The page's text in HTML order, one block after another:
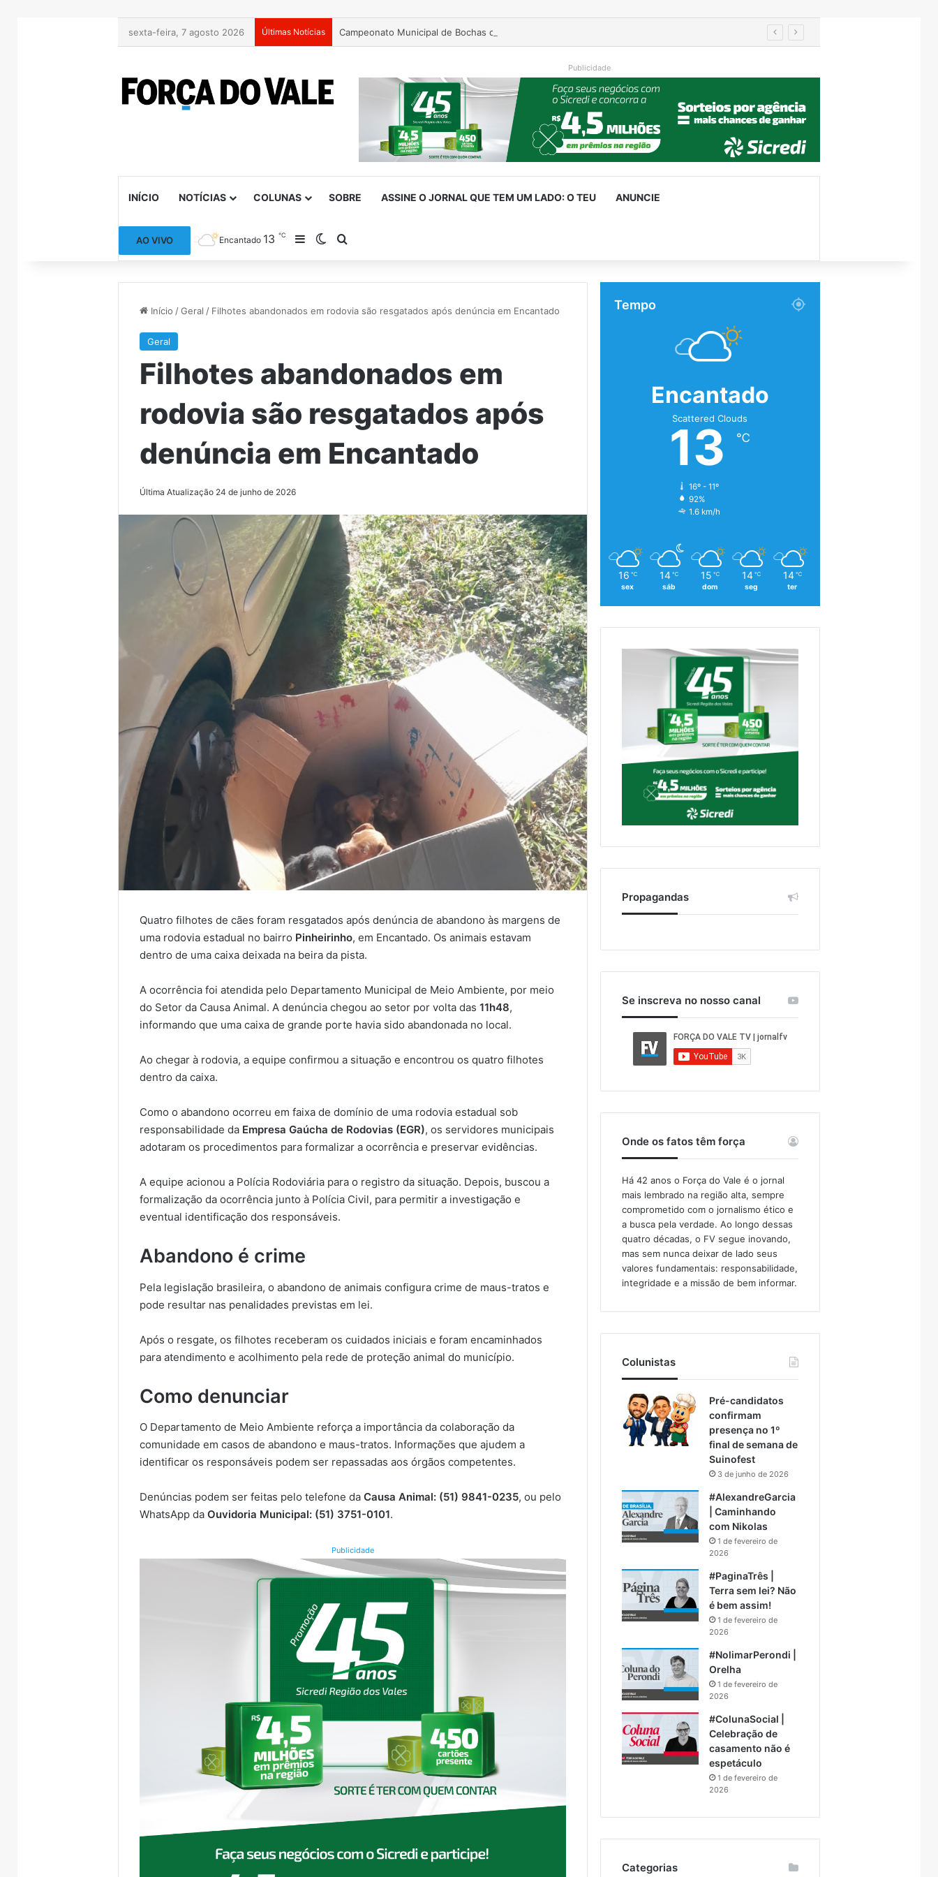
sexta-feira, 7 agosto 2026 Últimas Notícias Campeonato Municipal de Bochas começa neste fim de semana em Encantado
Publicidade
INÍCIO NOTÍCIAS COLUNAS SOBRE ASSINE O JORNAL QUE TEM UM LADO: O TEU ANUNCIE
AO VIVO Encantado 13℃ Barra Lateral
Switch skin
Início / Geral / Filhotes abandonados em rodovia são resgatados após denúncia em Encantado
Geral
Filhotes abandonados em
rodovia são resgatados após
denúncia em Encantado
Última Atualização 24 de junho de 2026
Quatro filhotes de cães foram resgatados após denúncia de abandono às margens de
uma rodovia estadual no bairro Pinheirinho, em Encantado. Os animais estavam
dentro de uma caixa deixada na beira da pista.
A ocorrência foi atendida pelo Departamento Municipal de Meio Ambiente, por meio
do Setor da Causa Animal. A denúncia chegou ao setor por volta das11h48,
informando que uma caixa de grande porte havia sido abandonada no local.
Ao chegar à rodovia, a equipe confirmou a situação e encontrou os quatro filhotes
dentro da caixa.
Como o abandono ocorreu em faixa de domínio de uma rodovia estadual sob
responsabilidade da Empresa Gaúcha de Rodovias (EGR), os servidores municipais
adotaram os procedimentos para formalizar a ocorrência e preservar evidências.
A equipe acionou a Polícia Rodoviária para o registro da situação. Depois, buscou a
formalização da ocorrência junto à Polícia Civil, para permitir a investigação e
eventual identificação dos responsáveis.
Abandono é crime
Pela legislação brasileira, o abandono de animais configura crime de maus-tratos e
pode resultar nas penalidades previstas em lei.
Após o resgate, os filhotes receberam os cuidados iniciais e foram encaminhados
para atendimento e acolhimento pela rede de proteção animal do município.
Como denunciar
O Departamento de Meio Ambiente reforça a importância da colaboração da
comunidade em casos de abandono e maus-tratos. Informações que ajudem a
identificar os responsáveis podem ser repassadas aos órgãos competentes.
Denúncias podem ser feitas pelo telefone daCausa Animal: (51) 9841-0235, ou pelo
WhatsApp daOuvidoria Municipal: (51) 3751-0101.
Publicidade
Tempo
Encantado
Scattered Clouds
13 ℃
16º - 11º
92%
1.6 km/h
16 ℃
sex
14 ℃
sáb
15 ℃
dom
14 ℃
seg
14 ℃
ter
Propagandas
Se inscreva no nosso canal
Onde os fatos têm força
Há 42 anos o Força do Vale é o jornal
mais lembrado na região alta, sempre
comprometido com o jornalismo ético e
a busca pela verdade. Ao longo dessas
quatro décadas, o FV segue inovando,
mas sem nunca deixar de lado seus
valores fundamentais: responsabilidade,
integridade e a missão de bem informar.​
Colunistas
Pré-candidatos
confirmam
presença no 1º
final de semana de
Suinofest
3 de junho de 2026
#AlexandreGarcia
| Caminhando
com Nikolas
1 de fevereiro de
2026
#PaginaTrês |
Terra sem lei? Não
é bem assim!
1 de fevereiro de
2026
#NolimarPerondi |
Orelha
1 de fevereiro de
2026
#ColunaSocial |
Celebração de
casamento não é
espetáculo
1 de fevereiro de
2026
Categorias